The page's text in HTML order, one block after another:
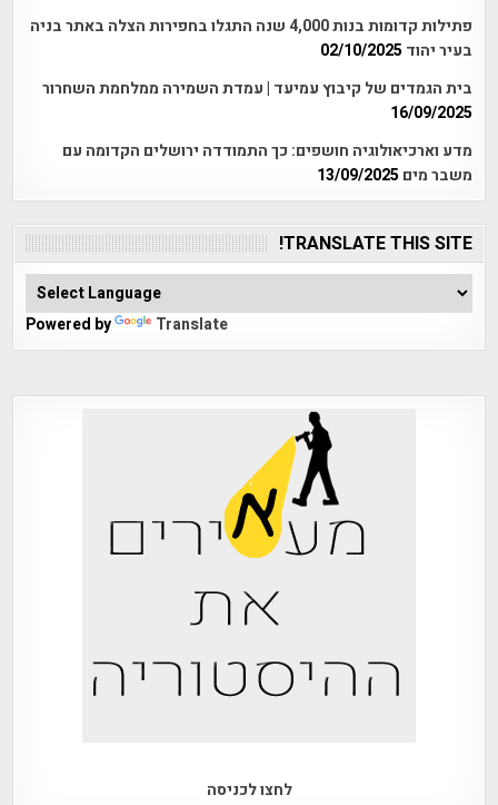
פתילות קדומות בנות 4,000 שנה התגלו בחפירות הצלה באתר בניה
בעיר יהוד 02/10/2025
בית הגמדים של קיבוץ עמיעד | עמדת השמירה ממלחמת השחרור
16/09/2025
מדע וארכיאולוגיה חושפים: כך התמודדה ירושלים הקדומה עם
משבר מים 13/09/2025
TRANSLATE THIS SITE!
Powered by Translate
לחצו לכניסה